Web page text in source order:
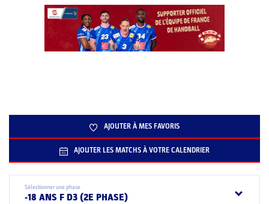
AJOUTER À MES FAVORIS
AJOUTER LES MATCHS À VOTRE CALENDRIER
Sélectionner une phase
-18 ANS F D3 (2E PHASE)